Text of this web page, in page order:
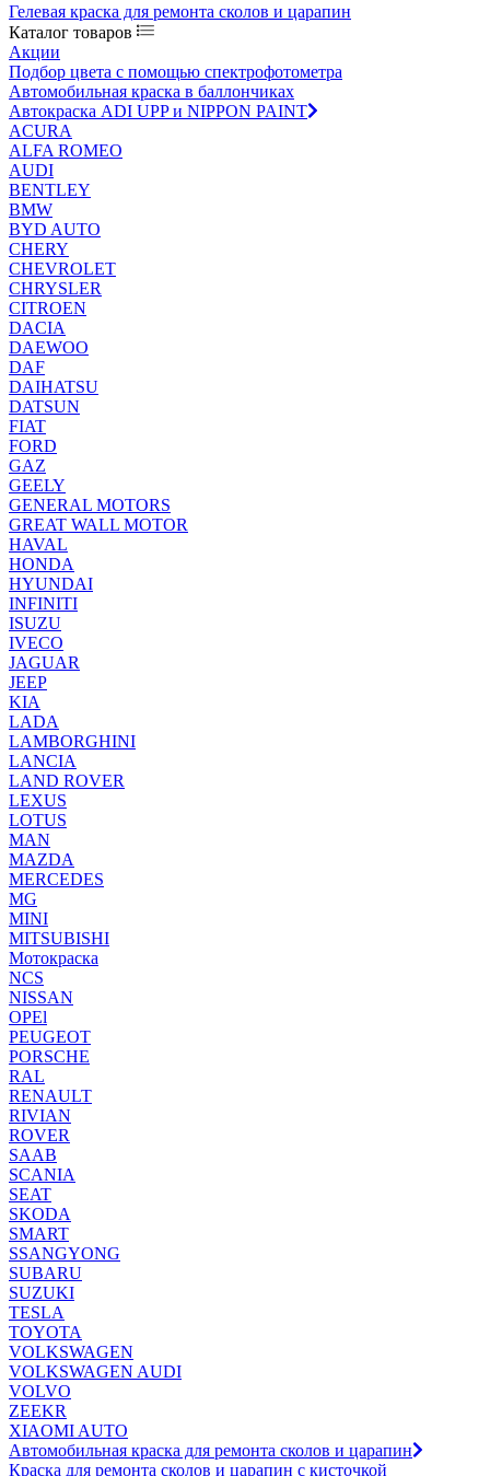
Гелевая краска для ремонта сколов и царапин
Каталог товаров
Акции
Подбор цвета с помощью спектрофотометра
Автомобильная краска в баллончиках
Автокраска ADI UPP и NIPPON PAINT
ACURA
ALFA ROMEO
AUDI
BENTLEY
BMW
BYD AUTO
CHERY
CHEVROLET
CHRYSLER
CITROEN
DACIA
DAEWOO
DAF
DAIHATSU
DATSUN
FIAT
FORD
GAZ
GEELY
GENERAL MOTORS
GREAT WALL MOTOR
HAVAL
HONDA
HYUNDAI
INFINITI
ISUZU
IVECO
JAGUAR
JEEP
KIA
LADA
LAMBORGHINI
LANCIA
LAND ROVER
LEXUS
LOTUS
MAN
MAZDA
MERCEDES
MG
MINI
MITSUBISHI
Мотокраска
NCS
NISSAN
OPEl
PEUGEOT
PORSCHE
RAL
RENAULT
RIVIAN
ROVER
SAAB
SCANIA
SEAT
SKODA
SMART
SSANGYONG
SUBARU
SUZUKI
TESLA
TOYOTA
VOLKSWAGEN
VOLKSWAGEN AUDI
VOLVO
ZEEKR
XIAOMI AUTO
Автомобильная краска для ремонта сколов и царапин
Краска для ремонта сколов и царапин с кисточкой